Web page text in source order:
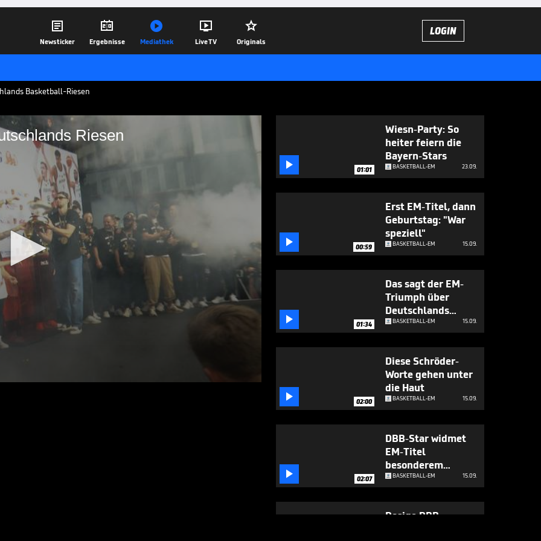

Newsticker

Ergebnisse

Mediathek

Live TV

Originals
LOGIN
Basketball-Riesen
Riesen
Deutschlands Riesen
Helden warmherzig begrüßt. Die
und Co. haben den deutschen
15.09.25
 01:01
Wiesn-Party: So
heiter feiern die
Bayern-Stars
BASKETBALL-EM 23.09.
 00:59
Erst EM-Titel, dann
Geburtstag: "War
speziell"
BASKETBALL-EM 15.09.
 01:34
Das sagt der EM-
Triumph über
Deutschlands
Basketball-
Zukunft aus
BASKETBALL-EM 15.09.
 02:00
Diese Schröder-
Worte gehen unter
die Haut
BASKETBALL-EM 15.09.
 02:07
DBB-Star widmet
EM-Titel
besonderem
Menschen
BASKETBALL-EM 15.09.
Rosige DBB-